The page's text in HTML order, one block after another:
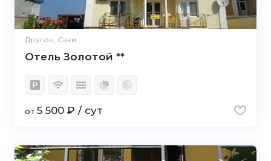
Другое, Саки
Отель Золотой **
от 5 500 ₽ / сут